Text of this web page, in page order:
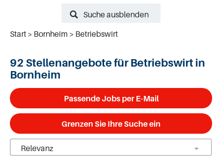
Suche ausblenden
Start
Bornheim Betriebswirt
92 Stellenangebote für Betriebswirt in
Bornheim
Passende Jobs per E-Mail
Grenzen Sie Ihre Suche ein